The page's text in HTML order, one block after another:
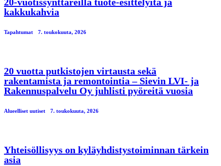
kakkukahvia
Tapahtumat 7. toukokuuta, 2026
20 vuotta putkistojen virtausta sekä
rakentamista ja remontointia – Sievin LVI- ja
Rakennuspalvelu Oy juhlisti pyöreitä vuosia
Alueelliset uutiset 7. toukokuuta, 2026
Yhteisöllisyys on kyläyhdistystoiminnan tärkein
asia